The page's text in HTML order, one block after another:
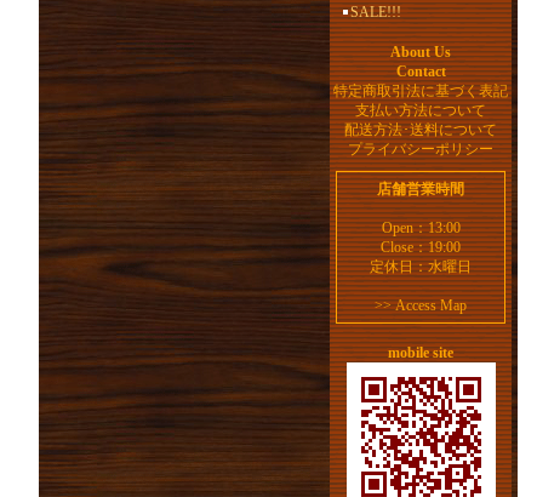
SALE!!!
About Us
Contact
特定商取引法に基づく表記
支払い方法について
配送方法･送料について
プライバシーポリシー
店舗営業時間
Open：13:00
Close：19:00
定休日：水曜日
>>Access Map
mobile site